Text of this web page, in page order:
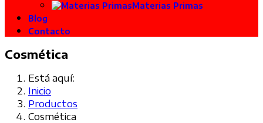
Materias Primas
Blog
Contacto
Cosmética
Está aquí:
Inicio
Productos
Cosmética